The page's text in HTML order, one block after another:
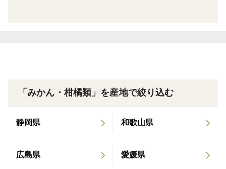
ン農園Plus』の柚子。ご家庭でも、自然な風味をお楽し
※令和6年10月29日、NHKの「おはよう関西四季だよ
「みかん・柑橘類」を産地で絞り込む
静岡県 和歌山県
広島県 愛媛県